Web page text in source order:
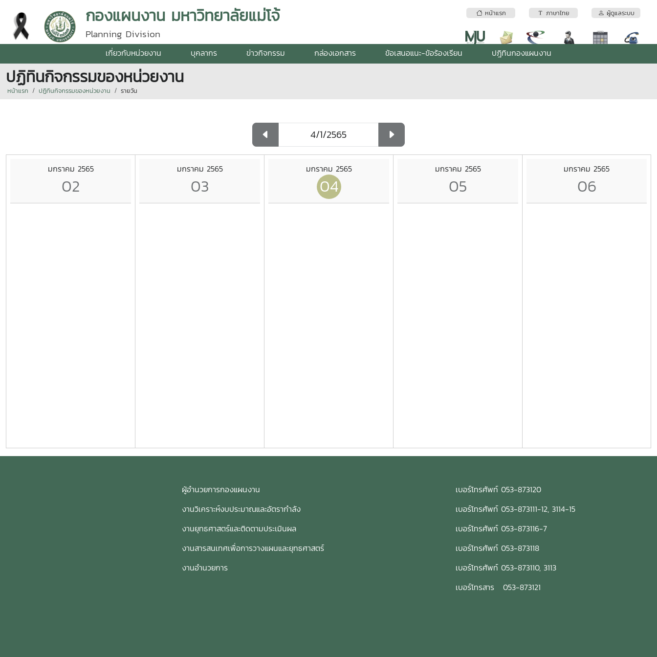
หน้าแรก ภาษาไทย ผู้ดูแลระบบ
กองแผนงาน มหาวิทยาลัยแม่โจ้
Planning Division
เกี่ยวกับหน่วยงาน บุคลากร ข่าวกิจกรรม กล่องเอกสาร ข้อเสนอแนะ-ข้อร้องเรียน ปฎิทินกองแผนงาน
ปฏิทินกิจกรรมของหน่วยงาน
หน้าแรก ปฏิทินกิจกรรมของหน่วยงาน รายวัน
มกราคม 2565
02
มกราคม 2565
03
มกราคม 2565
04
มกราคม 2565
05
มกราคม 2565
06
ผู้อำนวยการกองแผนงาน
เบอร์โทรศัพท์ 053-873120
งานวิเคราะห์งบประมาณและอัตรากำลัง
เบอร์โทรศัพท์ 053-873111-12, 3114-15
งานยุทธศาสตร์และติดตามประเมินผล
เบอร์โทรศัพท์ 053-873116-7
งานสารสนเทศเพื่อการวางแผนและยุทธศาสตร์
เบอร์โทรศัพท์ 053-873118
งานอำนวยการ
เบอร์โทรศัพท์ 053-873110, 3113
เบอร์โทรสาร 053-873121